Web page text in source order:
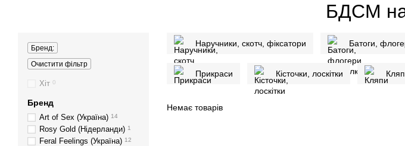
БДСМ
Наручники, скотч, фіксатори Батоги,
Прикраси Кісточки, лоскітки
Немає товарів
Бренд:
Очистити фільтр
Хіт 0
Бренд
Art of Sex (Україна) 14
Rosy Gold (Нідерланди) 1
Feral Feelings (Україна) 12